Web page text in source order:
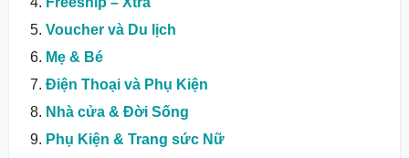
Voucher và Du lịch
Mẹ & Bé
Điện Thoại và Phụ Kiện
Nhà cửa & Đời Sống
Phụ Kiện & Trang sức Nữ